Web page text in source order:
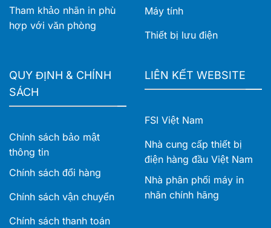
Tham khảo nhãn in phù
hợp với văn phòng
Máy tính
Thiết bị lưu điện
QUY ĐỊNH & CHÍNH
SÁCH
Chính sách bảo mật
thông tin
Chính sách đổi hàng
Chính sách vận chuyển
Chính sách thanh toán
LIÊN KẾT WEBSITE
FSI Việt Nam
Nhà cung cấp thiết bị
điện hàng đầu Việt Nam
Nhà phân phối máy in
nhãn chính hãng